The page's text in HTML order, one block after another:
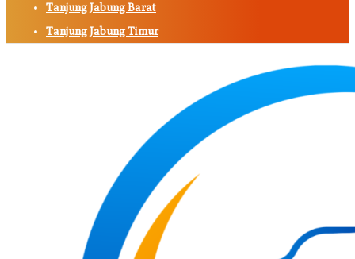
Tanjung Jabung Barat
Tanjung Jabung Timur